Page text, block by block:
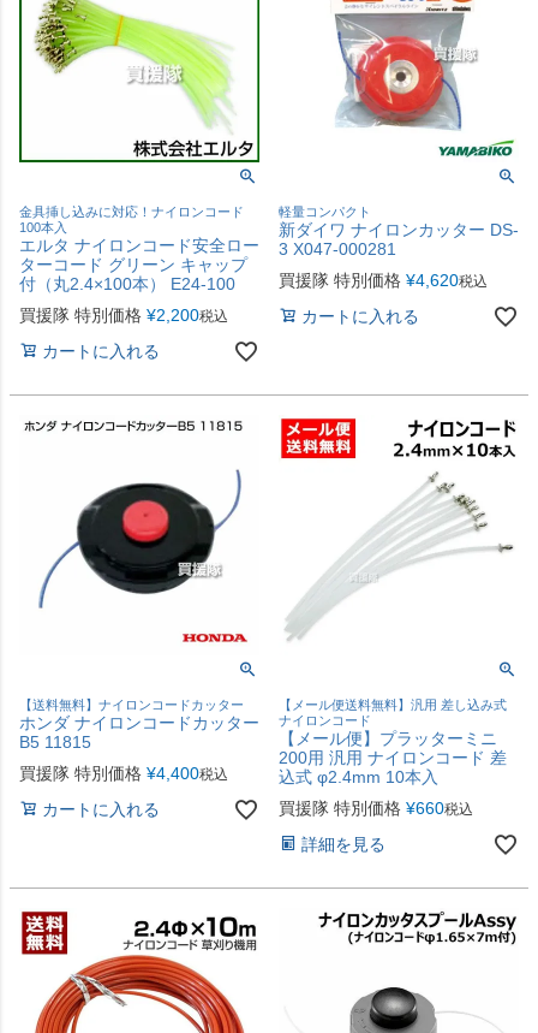
金具挿し込みに対応！ナイロンコード
100本入
エルタ ナイロンコード安全ロー
ターコード グリーン キャップ
付（丸2.4×100本） E24-100
買援隊 特別価格 ¥2,200税込
カートに入れる
軽量コンパクト
新ダイワ ナイロンカッター DS-
3 X047-000281
買援隊 特別価格 ¥4,620税込
カートに入れる
【送料無料】ナイロンコードカッター
ホンダ ナイロンコードカッター
B5 11815
買援隊 特別価格 ¥4,400税込
カートに入れる
【メール便送料無料】汎用 差し込み式
ナイロンコード
【メール便】プラッターミニ
200用 汎用 ナイロンコード 差
込式 φ2.4mm 10本入
買援隊 特別価格 ¥660税込
詳細を見る